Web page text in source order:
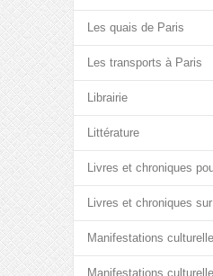
Les quais de Paris
Les transports à Paris
Librairie
Littérature
Livres et chroniques
Livres et chroniques
Manifestations
Manifestations